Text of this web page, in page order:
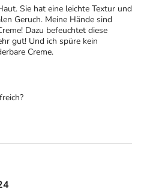
Sie hat eine leichte Textur und
Geruch. Meine Hände sind
Dazu befeuchtet diese
gut! Und ich spüre kein
Creme.